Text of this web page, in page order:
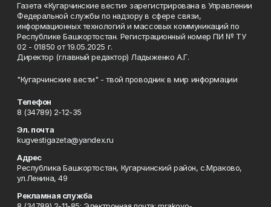
Газета «Кугарчинские вести» зарегистрирована в Управлении
Федеральной службы по надзору в сфере связи,
информационных технологий и массовых коммуникаций по
Республике Башкортостан. Регистрационный номер ПИ № ТУ
02 - 01850 от 19.05.2025 г.
Директор (главный редактор) Ладыженко А.Г.
"Кугарчинские вести" - твой проводник в мир информации
Телефон
8 (34789) 2-12-35
Эл. почта
kugvestigazeta@yandex.ru
Адрес
Республика Башкортостан, Кугарчинский район, с.Мраково,
ул.Ленина, 49
Рекламная служба